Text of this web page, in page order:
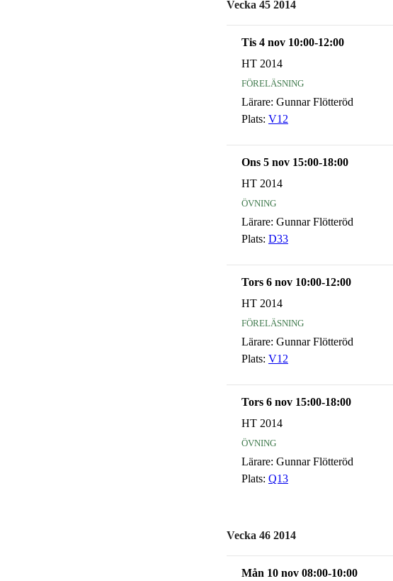
Vecka 45 2014
Tis 4 nov 10:00-12:00
HT 2014
föreläsning
Lärare: Gunnar Flötteröd
Plats: V12
Ons 5 nov 15:00-18:00
HT 2014
övning
Lärare: Gunnar Flötteröd
Plats: D33
Tors 6 nov 10:00-12:00
HT 2014
föreläsning
Lärare: Gunnar Flötteröd
Plats: V12
Tors 6 nov 15:00-18:00
HT 2014
övning
Lärare: Gunnar Flötteröd
Plats: Q13
Vecka 46 2014
Mån 10 nov 08:00-10:00